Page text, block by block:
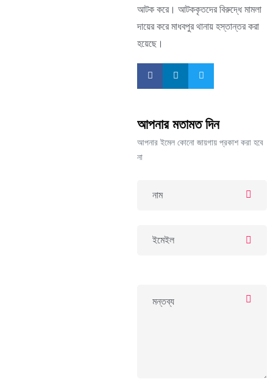
আটক করে। আটককৃতদের বিরুদ্ধে মামলা
দায়ের করে মাধবপুর থানায় হস্তান্তর করা
হয়েছে।
আপনার মতামত দিন
আপনার ইমেল কোনো জায়গায় প্রকাশ করা হবে
না